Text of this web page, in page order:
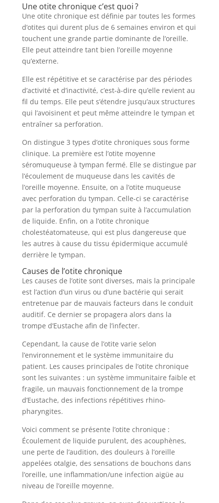
Une otite chronique c’est quoi ?
Une otite chronique est définie par toutes les formes
d’otites qui durent plus de 6 semaines environ et qui
touchent une grande partie dominante de l’oreille.
Elle peut atteindre tant bien l’oreille moyenne
qu’externe.
Elle est répétitive et se caractérise par des périodes
d’activité et d’inactivité, c’est-à-dire qu’elle revient au
fil du temps. Elle peut s’étendre jusqu’aux structures
qui l’avoisinent et peut même atteindre le tympan et
entraîner sa perforation.
On distingue 3 types d’otite chroniques sous forme
clinique. La première est l’otite moyenne
séromuqueuse à tympan fermé. Elle se distingue par
l’écoulement de muqueuse dans les cavités de
l’oreille moyenne. Ensuite, on a l’otite muqueuse
avec perforation du tympan. Celle-ci se caractérise
par la perforation du tympan suite à l’accumulation
de liquide. Enfin, on a l’otite chronique
cholestéatomateuse, qui est plus dangereuse que
les autres à cause du tissu épidermique accumulé
derrière le tympan.
Causes de l’otite chronique
Les causes de l’otite sont diverses, mais la principale
est l’action d’un virus ou d’une bactérie qui serait
entretenue par de mauvais facteurs dans le conduit
auditif. Ce dernier se propagera alors dans la
trompe d’Eustache afin de l’infecter.
Cependant, la cause de l’otite varie selon
l’environnement et le système immunitaire du
patient. Les causes principales de l’otite chronique
sont les suivantes : un système immunitaire faible et
fragile, un mauvais fonctionnement de la trompe
d’Eustache, des infections répétitives rhino-
pharyngites.
Voici comment se présente l’otite chronique :
Écoulement de liquide purulent, des acouphènes,
une perte de l’audition, des douleurs à l’oreille
appelées otalgie, des sensations de bouchons dans
l’oreille, une inflammation/une infection aigüe au
niveau de l’oreille moyenne.